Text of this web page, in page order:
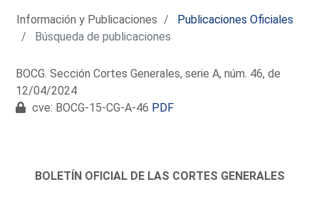
Información y Publicaciones
Publicaciones Oficiales
Búsqueda de publicaciones
BOCG. Sección Cortes Generales, serie A, núm. 46, de
12/04/2024
cve: BOCG-15-CG-A-46 PDF
BOLETÍN OFICIAL DE LAS CORTES GENERALES